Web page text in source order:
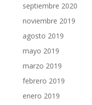
septiembre 2020
noviembre 2019
agosto 2019
mayo 2019
marzo 2019
febrero 2019
enero 2019